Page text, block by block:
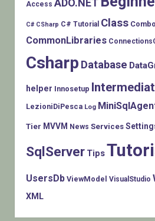
Access ADO.NET
C# CSharp C# Tutorial Class
CommonLibraries
Csharp Database
helper Innosetup
LezioniDiPesca Log
Tier MVVM News Services
SqlServer Tips
UsersDb ViewModel VisualStudio
XML